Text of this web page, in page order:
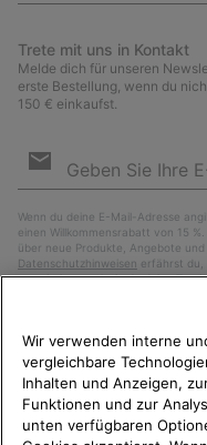
Trete mit uns in Kontakt
Melde dich für unseren
erste Bestellung, wenn du
150 € einkaufst.
Anmeldung
Wenn du deine E-Mail-Adresse
einen Willkommensrabatt von 15
über neue Produkte, Angebote
Datenschutzhinweisen erfährst du,
verarbeiten und wie du deine
Wir verwenden interne
vergleichbare
Inhalten und Anzeigen,
Funktionen und zur
unten verfügbaren